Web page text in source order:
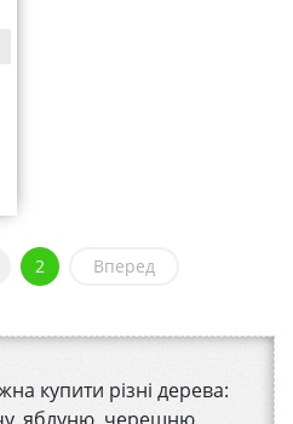
купити різні дерева:
2 Вперед